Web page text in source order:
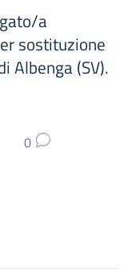
a
sostituzione
Albenga (SV).
0